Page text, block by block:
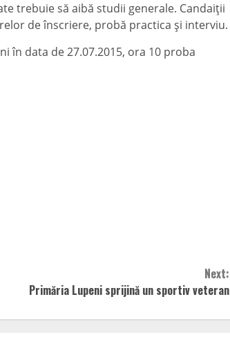
trebuie să aibă studii generale. Candaiţii
de înscriere, probă practica şi interviu.
în data de 27.07.2015, ora 10 proba
Next:
Primăria Lupeni sprijină un sportiv veteran